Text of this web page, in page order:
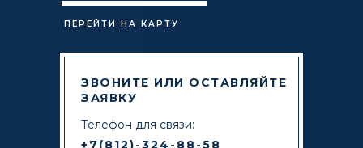
Телефон для связи:
ЗВОНИТЕ ИЛИ ОСТАВЛЯЙТЕ
ЗАЯВКУ
+7(812)-324-88-58
ПЕРЕЙТИ НА КАРТУ